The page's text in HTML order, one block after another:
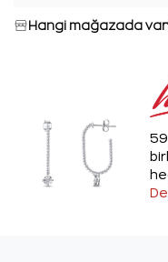
Hangi mağazada